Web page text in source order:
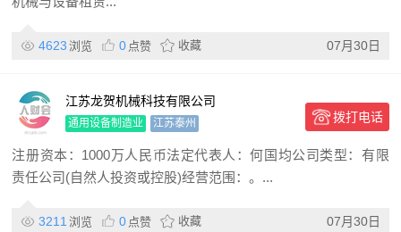
4623 浏览 0 点赞 收藏 07月30日
江苏龙贺机械科技有限公司
通用设备制造业 江苏泰州 拨打电话
注册资本：1000万人民币法定代表人：何国均公司类型：有限
责任公司(自然人投资或控股)经营范围：。...
3211 浏览 0 点赞 收藏 07月30日